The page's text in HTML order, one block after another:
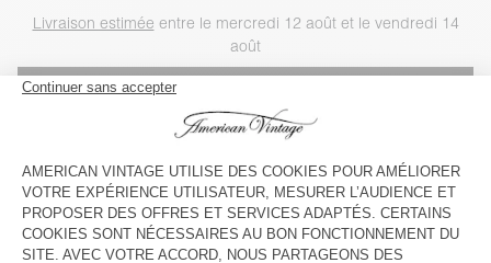
Livraison estimée entre le mercredi 12 août et le vendredi 14
août
VOIR LA DISPONIBILITE EN MAGASIN
VOIR LE LOOK